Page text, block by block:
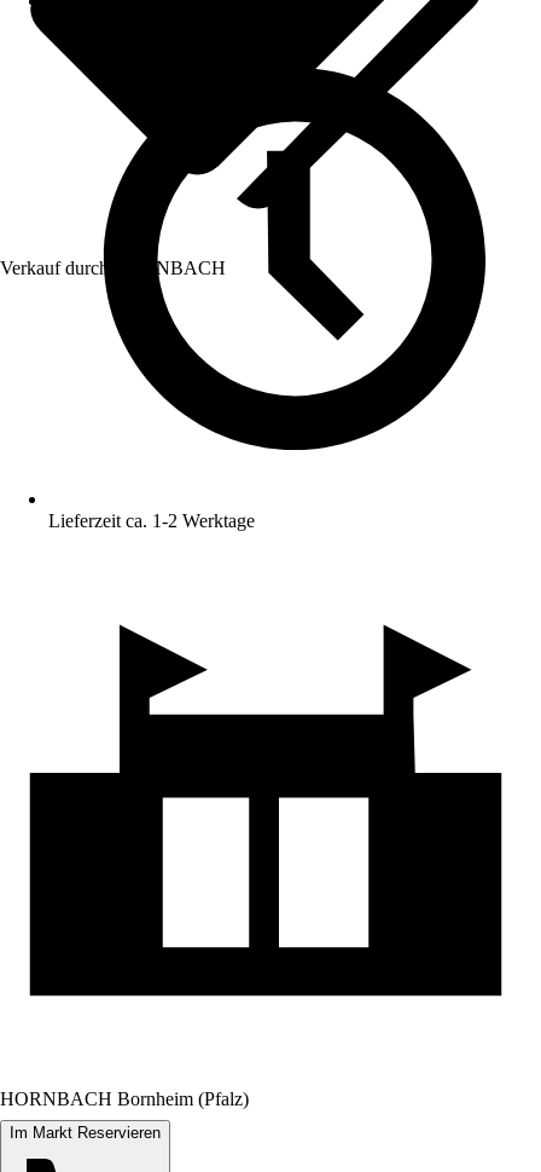
Verkauf durch: HORNBACH
Lieferzeit ca. 1-2 Werktage
HORNBACH Bornheim (Pfalz)
Im Markt Reservieren